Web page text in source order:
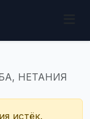
НЕТАНИЯ
истёк.